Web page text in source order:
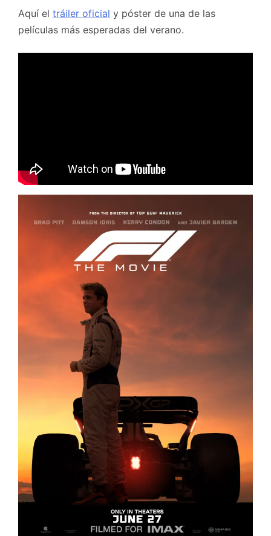
Aquí el tráiler oficial y póster de una de las
películas más esperadas del verano.